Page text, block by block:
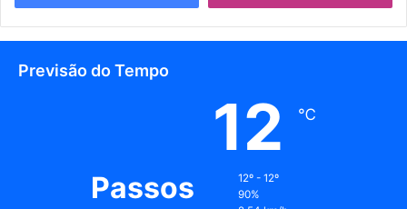
Previsão do Tempo
Passos
12 ℃
12º - 12º
90%